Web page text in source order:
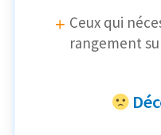
Ceux qui
rangement